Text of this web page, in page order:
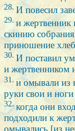
28.И повесил
29. и жертвенник
скинию
приношение
30. И поставил
и жертвенником
31.и омывали из
руки свои и ноги
32.когда они
подходили к
омывались [из